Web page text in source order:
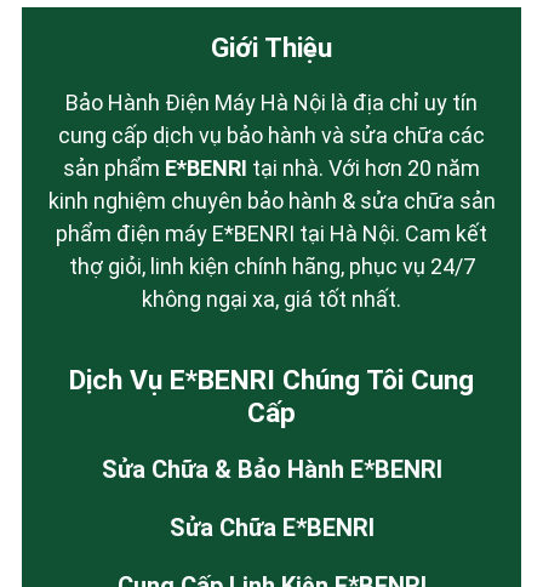
Giới Thiệu
Bảo Hành Điện Máy Hà Nội là địa chỉ uy tín
cung cấp dịch vụ bảo hành và sửa chữa các
sản phẩm E*BENRI tại nhà. Với hơn 20 năm
kinh nghiệm chuyên bảo hành & sửa chữa sản
phẩm điện máy E*BENRI tại Hà Nội. Cam kết
thợ giỏi, linh kiện chính hãng, phục vụ 24/7
không ngại xa, giá tốt nhất.
Dịch Vụ E*BENRI Chúng Tôi Cung
Cấp
Sửa Chữa & Bảo Hành E*BENRI
Sửa Chữa E*BENRI